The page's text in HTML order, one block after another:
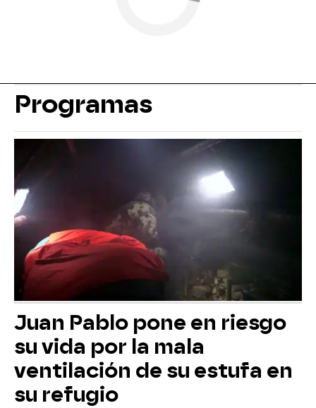
Programas
Juan Pablo pone en riesgo
su vida por la mala
ventilación de su estufa en
su refugio